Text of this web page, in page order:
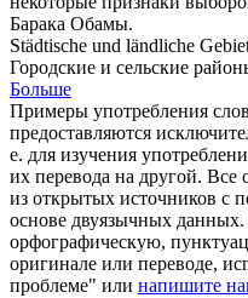
Барака Обамы.
Städtische und ländliche
Городские и сельские
Больше
Примеры употребления
предоставляются
е. для изучения
их перевода на другой. Все
из открытых источников с
основе двуязычных
орфографическую,
оригинале или переводе,
проблеме" или напишите